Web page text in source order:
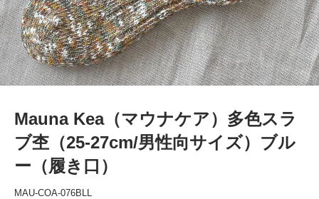
Mauna Kea（マウナケア）多色スラ
ブ杢（25-27cm/男性向サイズ）ブル
ー（履き口）
MAU-COA-076BLL